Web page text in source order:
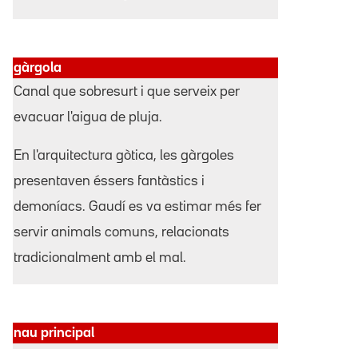
gàrgola
Canal que sobresurt i que serveix per
evacuar l'aigua de pluja.
En l'arquitectura gòtica, les gàrgoles
presentaven éssers fantàstics i
demoníacs. Gaudí es va estimar més fer
servir animals comuns, relacionats
tradicionalment amb el mal.
nau principal